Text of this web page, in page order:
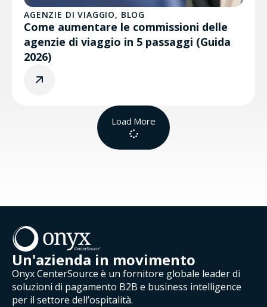
AGENZIE DI VIAGGIO, BLOG
Come aumentare le commissioni delle
agenzie di viaggio in 5 passaggi (Guida
2026)
Load More
Un'azienda in movimento
Onyx CenterSource è un fornitore globale leader di
soluzioni di pagamento B2B e business intelligence
per il settore dell’ospitalità.